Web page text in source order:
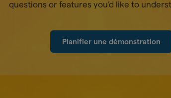
questions or features you’d like to
Planifier une démonstration